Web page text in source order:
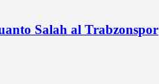
Salah al Trabzonspor